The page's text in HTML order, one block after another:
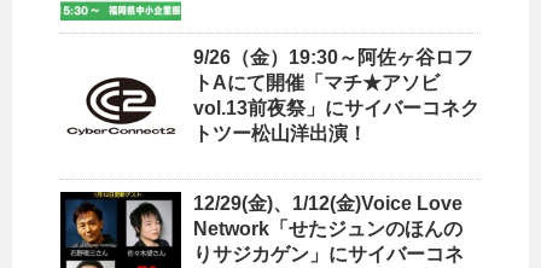
9/26（金）19:30～阿佐ヶ谷ロフ
トAにて開催「マチ★アソビ
vol.13前夜祭」にサイバーコネク
トツー松山洋出演！
12/29(金)、1/12(金)Voice Love
Network「せたジュンのほんの
りサジカゲン」にサイバーコネ